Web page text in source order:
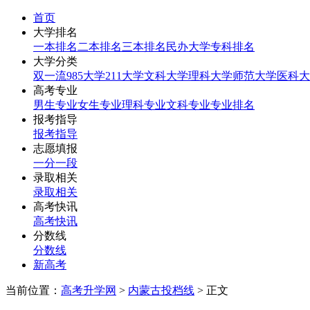
首页
大学排名
一本排名 二本排名三本排名 民办大学专科排名
大学分类
双一流985大学211大学文科大学理科大学师范大学医科
高考专业
男生专业女生专业理科专业文科专业专业排名
报考指导
报考指导
志愿填报
一分一段
录取相关
录取相关
高考快讯
高考快讯
分数线
分数线
新高考
当前位置： 高考升学网 > 内蒙古投档线 > 正文